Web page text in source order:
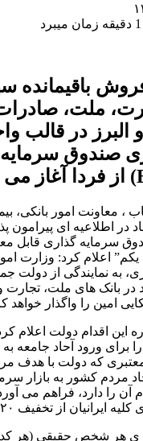
باقیمانده
ملت،
و البرز در قالب
صندوق سرمایه
، معاونت امور بانکی،
در اطلاعیه ای پیرامون
اعلام کرد: وزارت
به نمایندگی از دولت
در بانک های ملت، تجارت
امین را واگذار خواهد
این اقدام دولت اعلام
ورود آحاد جامعه به
که دولت با هدف
مردم کشور به بازار
آن را دارد، فراهم می
از تخفیف ۲۰ درصدی است.
هر شخص حقیقی (هر کد